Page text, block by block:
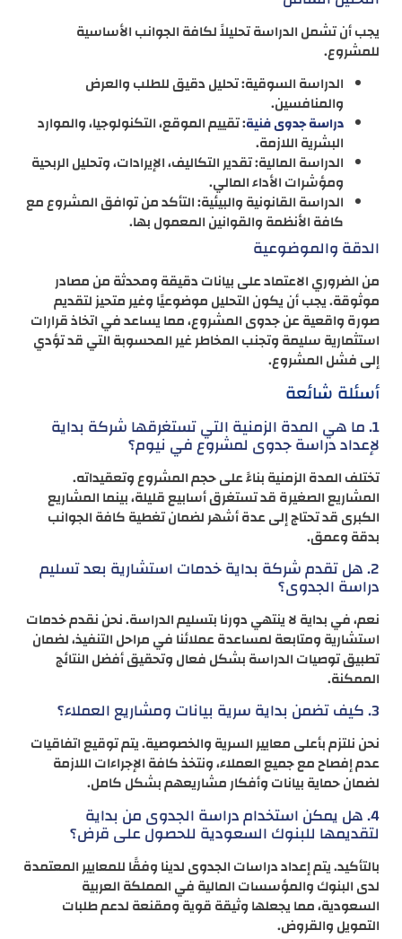
يجب أن تشمل الدراسة تحليلاً لكافة الجوانب الأساسية
للمشروع.
الدراسة السوقية: تحليل دقيق للطلب والعرض
والمنافسين.
دراسة جدوى فنية: تقييم الموقع، التكنولوجيا، والموارد
البشرية اللازمة.
الدراسة المالية: تقدير التكاليف، الإيرادات، وتحليل الربحية
ومؤشرات الأداء المالي.
الدراسة القانونية والبيئية: التأكد من توافق المشروع مع
كافة الأنظمة والقوانين المعمول بها.
الدقة والموضوعية
من الضروري الاعتماد على بيانات دقيقة ومحدثة من مصادر
موثوقة. يجب أن يكون التحليل موضوعيًا وغير متحيز لتقديم
صورة واقعية عن جدوى المشروع، مما يساعد في اتخاذ قرارات
استثمارية سليمة وتجنب المخاطر غير المحسوبة التي قد تؤدي
إلى فشل المشروع.
أسئلة شائعة
1. ما هي المدة الزمنية التي تستغرقها شركة بداية
لإعداد دراسة جدوى لمشروع في نيوم؟
تختلف المدة الزمنية بناءً على حجم المشروع وتعقيداته.
المشاريع الصغيرة قد تستغرق أسابيع قليلة، بينما المشاريع
الكبرى قد تحتاج إلى عدة أشهر لضمان تغطية كافة الجوانب
بدقة وعمق.
2. هل تقدم شركة بداية خدمات استشارية بعد تسليم
دراسة الجدوى؟
نعم، في بداية لا ينتهي دورنا بتسليم الدراسة. نحن نقدم خدمات
استشارية ومتابعة لمساعدة عملائنا في مراحل التنفيذ، لضمان
تطبيق توصيات الدراسة بشكل فعال وتحقيق أفضل النتائج
الممكنة.
3. كيف تضمن بداية سرية بيانات ومشاريع العملاء؟
نحن نلتزم بأعلى معايير السرية والخصوصية. يتم توقيع اتفاقيات
عدم إفصاح مع جميع العملاء، ونتخذ كافة الإجراءات اللازمة
لضمان حماية بيانات وأفكار مشاريعهم بشكل كامل.
4. هل يمكن استخدام دراسة الجدوى من بداية
لتقديمها للبنوك السعودية للحصول على قرض؟
بالتأكيد. يتم إعداد دراسات الجدوى لدينا وفقًا للمعايير المعتمدة
لدى البنوك والمؤسسات المالية في المملكة العربية
السعودية، مما يجعلها وثيقة قوية ومقنعة لدعم طلبات
التمويل والقروض.